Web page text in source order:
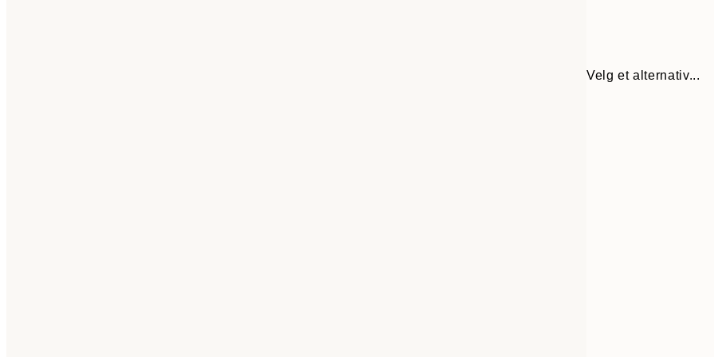
Velg et alternativ...